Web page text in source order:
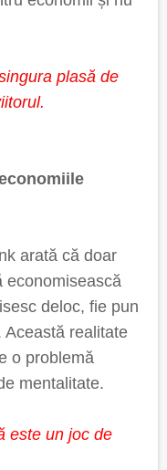
plasă de
arată că doar
economisească
deloc, fie pun
Această realitate
o problemă
mentalitate.
este un joc de